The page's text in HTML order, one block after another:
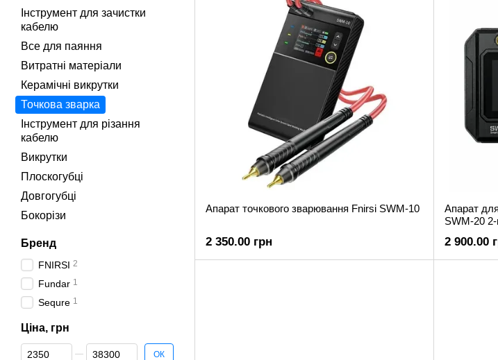
Апарат точкового зварювання Fnirsi SWM-10
2 350.00 грн
Апарат
SWM-20
2 900.00
Інструмент для зачистки
кабелю
Все для паяння
Витратні матеріали
Керамічні викрутки
Точкова зварка
Інструмент для різання
кабелю
Викрутки
Плоскогубці
Довгогубці
Бокорізи
Бренд
FNIRSI 2
Fundar 1
Sequre 1
Ціна, грн
Від Ціна, грн
До Ціна, грн ОК